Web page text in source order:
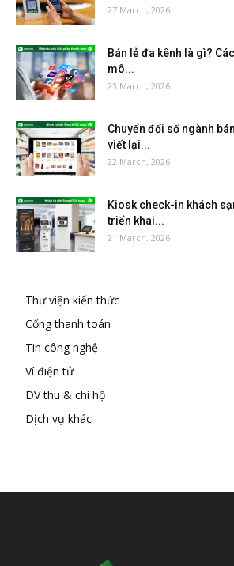
27 March, 2026
Bán lẻ đa kênh là gì?
mô...
23 March, 2026
Chuyển đổi số ngành
viết lại...
22 March, 2026
Kiosk check-in khách
triển khai...
21 March, 2026
Thư viện kiến thức
Cổng thanh toán
Tin công nghệ
Ví điện tử
DV thu & chi hộ
Dịch vụ khác